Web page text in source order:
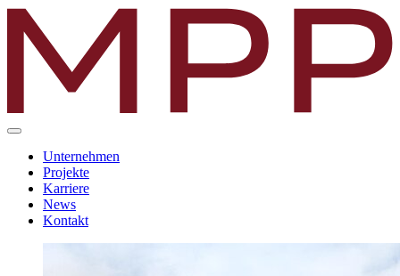
Unternehmen
Projekte
Karriere
News
Kontakt